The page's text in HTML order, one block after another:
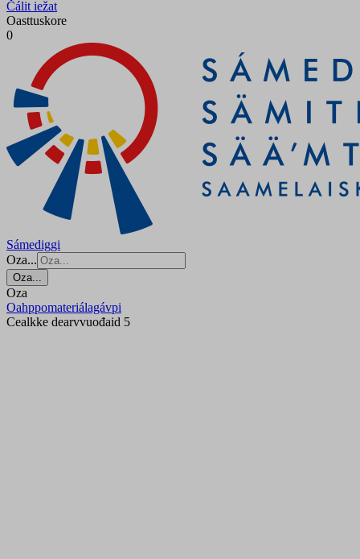
Čálit iežat
Oasttuskore
0
Sámediggi
Oza...
Oza...
Oza
Oahppomateriálagávpi
Cealkke dearvvuođaid 5